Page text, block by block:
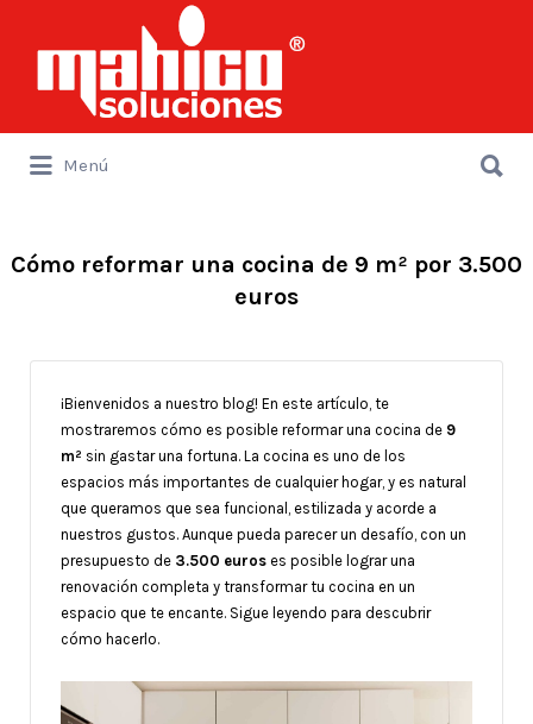
por:
Menú
por:
Cómo reformar una cocina de 9 m² por 3.500
euros
¡Bienvenidos a nuestro blog! En este artículo, te
mostraremos cómo es posible reformar una cocina de 9
m² sin gastar una fortuna. La cocina es uno de los
espacios más importantes de cualquier hogar, y es natural
que queramos que sea funcional, estilizada y acorde a
nuestros gustos. Aunque pueda parecer un desafío, con un
presupuesto de 3.500 euros es posible lograr una
renovación completa y transformar tu cocina en un
espacio que te encante. Sigue leyendo para descubrir
cómo hacerlo.